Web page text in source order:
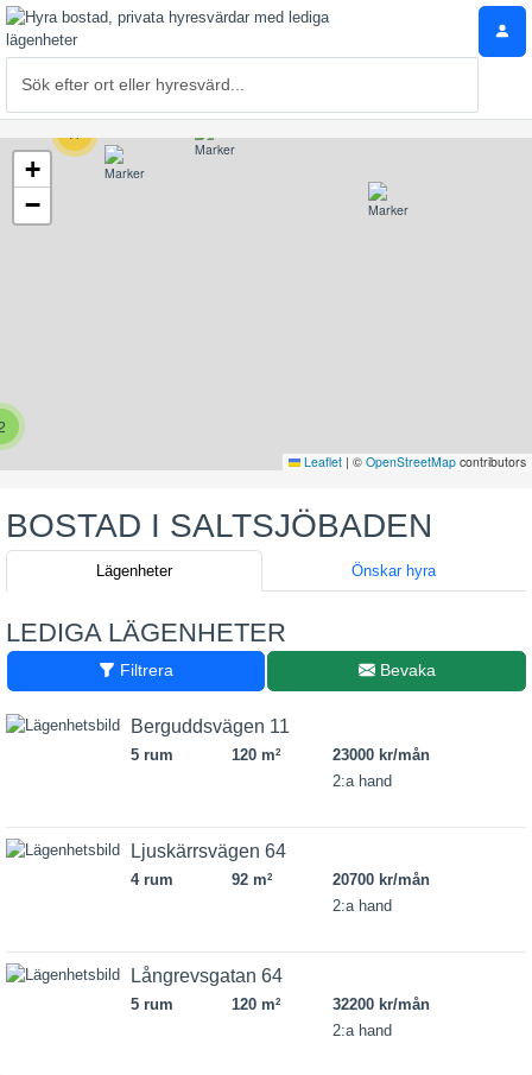
+
−
Leaflet | © OpenStreetMap contributors
BOSTAD I SALTSJÖBADEN
Lägenheter Önskar hyra
LEDIGA LÄGENHETER
Filtrera Bevaka
Berguddsvägen 11
5 rum 120 m2
23000 kr/mån
2:a hand
Ljuskärrsvägen 64
4 rum 92 m2
20700 kr/mån
2:a hand
Långrevsgatan 64
5 rum 120 m2
32200 kr/mån
2:a hand